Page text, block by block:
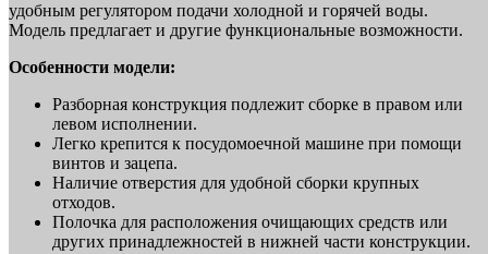
удобным регулятором подачи холодной и горячей воды.
Модель предлагает и другие функциональные возможности.
Особенности модели:
Разборная конструкция подлежит сборке в правом или
левом исполнении.
Легко крепится к посудомоечной машине при помощи
винтов и зацепа.
Наличие отверстия для удобной сборки крупных
отходов.
Полочка для расположения очищающих средств или
других принадлежностей в нижней части конструкции.